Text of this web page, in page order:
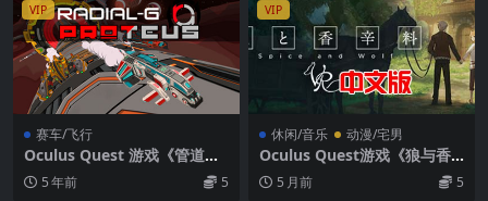
VIP
赛车/飞行
Oculus Quest 游戏《管道赛
车VR》-Radial-G: Proteus V
R科幻风格游戏破解版下载
5 年前 5
VIP
休闲/音乐 动漫/宅男
Oculus Quest游戏《狼与香
辛料》Spice＆Wolf VR 游戏
汉化中文版下载
5 月前 5